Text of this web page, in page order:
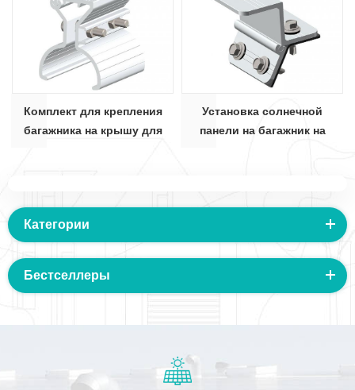
Комплект для крепления
багажника на крышу для
Установка солнечной
панели на багажник на
Категории
Бестселлеры